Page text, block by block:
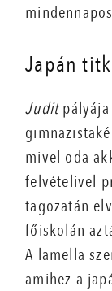
Japán
Juditpályája
mivel oda
felvételivel
tagozatán
főiskolán
A lamella
amihez a